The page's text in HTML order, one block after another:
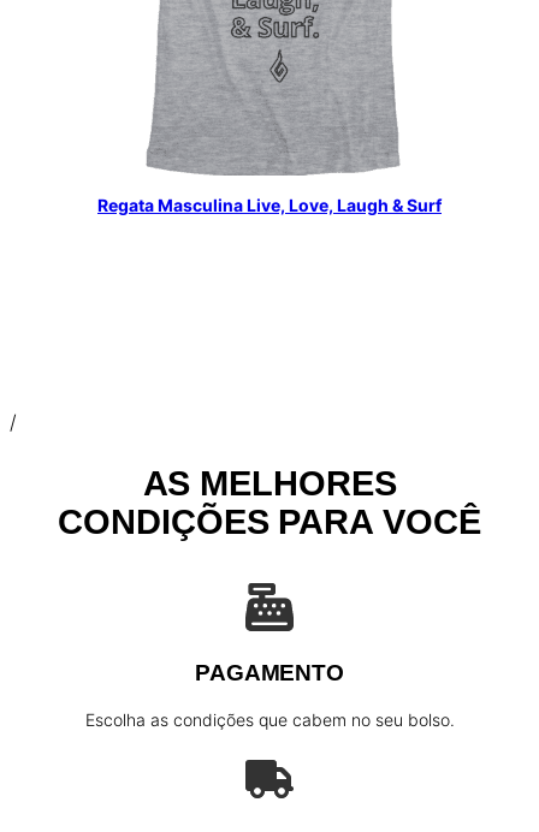
Regata Masculina Live, Love, Laugh & Surf
/
AS MELHORES
CONDIÇÕES PARA VOCÊ
PAGAMENTO
Escolha as condições que cabem no seu bolso.